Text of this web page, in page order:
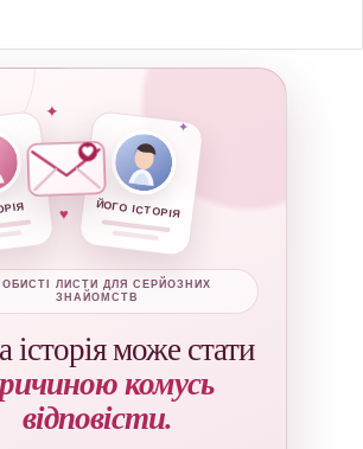
ЙОГО ІСТОРІЯ
✦
♥
✦
ЛИСТИ ДЛЯ СЕРЙОЗНИХ
ЗНАЙОМСТВ
може стати
комусь
відповісти.